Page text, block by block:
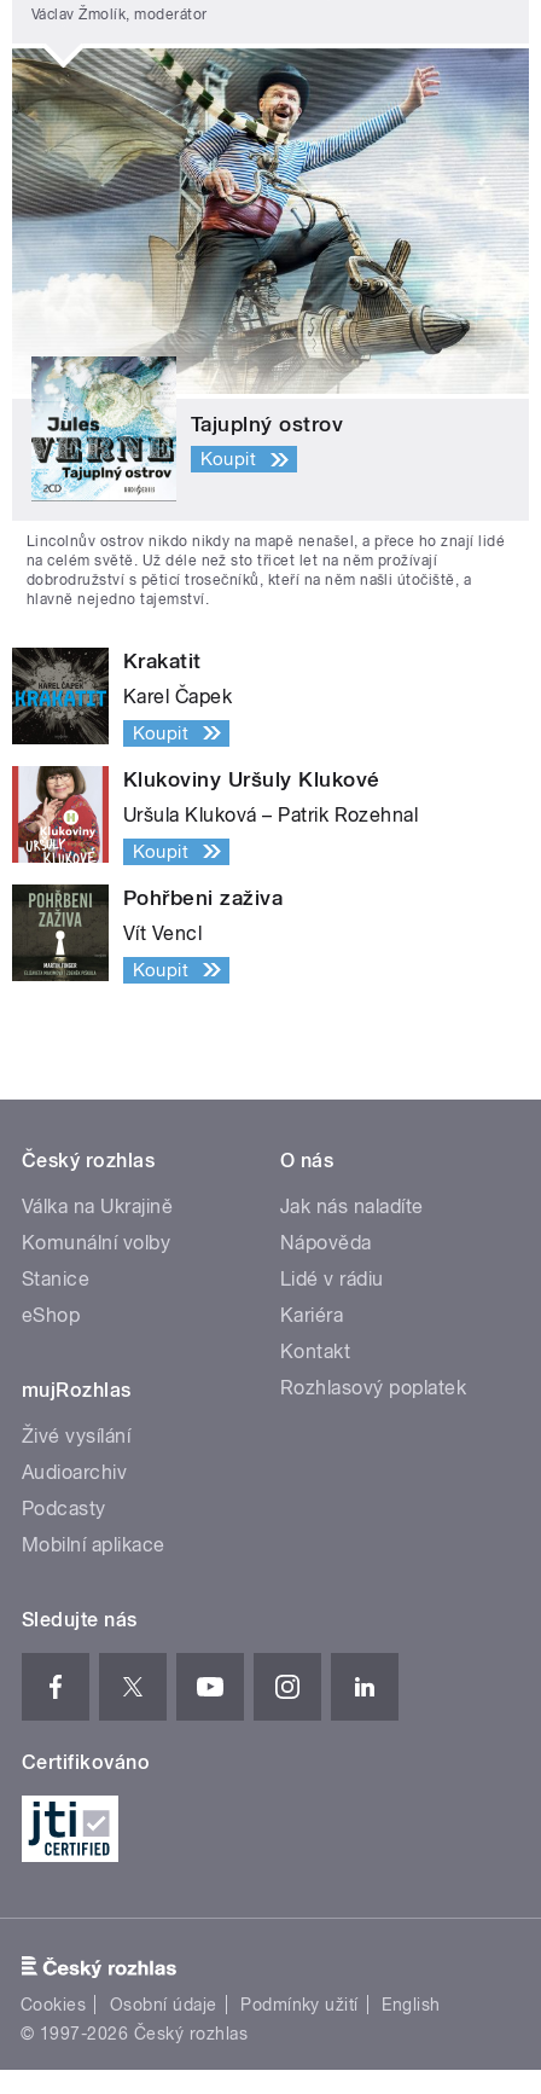
Václav Žmolík, moderátor
Tajuplný ostrov
Koupit
Lincolnův ostrov nikdo nikdy na mapě nenašel, a přece ho znají lidé
na celém světě. Už déle než sto třicet let na něm prožívají
dobrodružství s pěticí trosečníků, kteří na něm našli útočiště, a
hlavně nejedno tajemství.
Krakatit
Karel Čapek
Koupit
Klukoviny Uršuly Klukové
Uršula Kluková – Patrik Rozehnal
Koupit
Pohřbeni zaživa
Vít Vencl
Koupit
Český rozhlas
Válka na Ukrajině
Komunální volby
Stanice
eShop
mujRozhlas
Živé vysílání
Audioarchiv
Podcasty
Mobilní aplikace
O nás
Jak nás naladíte
Nápověda
Lidé v rádiu
Kariéra
Kontakt
Rozhlasový poplatek
Sledujte nás
Certifikováno
Cookies Osobní údaje Podmínky užití
English
© 1997-2026 Český rozhlas